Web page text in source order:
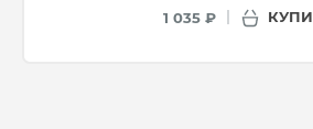
1 035 ₽